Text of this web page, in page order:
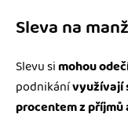
Sleva na
Slevu simohou
podnikánívyužívají
procentem z